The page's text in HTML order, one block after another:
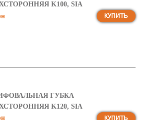
K100, SIA
КУПИТЬ
ГУБКА
K120, SIA
КУПИТЬ